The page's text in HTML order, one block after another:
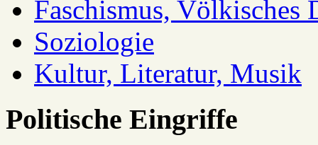
Faschismus, Völkisches
Soziologie
Kultur, Literatur, Musik
Politische Eingriffe